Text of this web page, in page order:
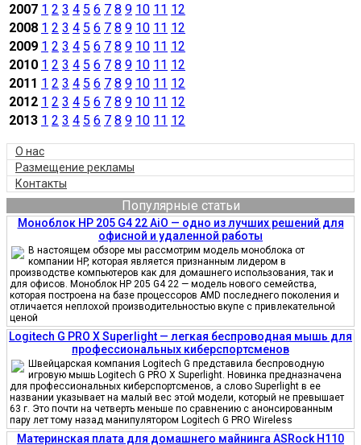
2007 1 2 3 4 5 6 7 8 9 10 11 12
2008 1 2 3 4 5 6 7 8 9 10 11 12
2009 1 2 3 4 5 6 7 8 9 10 11 12
2010 1 2 3 4 5 6 7 8 9 10 11 12
2011 1 2 3 4 5 6 7 8 9 10 11 12
2012 1 2 3 4 5 6 7 8 9 10 11 12
2013 1 2 3 4 5 6 7 8 9 10 11 12
О нас
Размещение рекламы
Контакты
Популярные статьи
Моноблок HP 205 G4 22 AiO — одно из лучших решений для
офисной и удаленной работы
В настоящем обзоре мы рассмотрим модель моноблока от
компании HP, которая является признанным лидером в
производстве компьютеров как для домашнего использования, так и
для офисов. Моноблок HP 205 G4 22 — модель нового семейства,
которая построена на базе процессоров AMD последнего поколения и
отличается неплохой производительностью вкупе с привлекательной
ценой
Logitech G PRO X Superlight — легкая беспроводная мышь для
профессиональных киберспортсменов
Швейцарская компания Logitech G представила беспроводную
игровую мышь Logitech G PRO X Superlight. Новинка предназначена
для профессиональных киберспортсменов, а слово Superlight в ее
названии указывает на малый вес этой модели, который не превышает
63 г. Это почти на четверть меньше по сравнению с анонсированным
пару лет тому назад манипулятором Logitech G PRO Wireless
Материнская плата для домашнего майнинга ASRock H110